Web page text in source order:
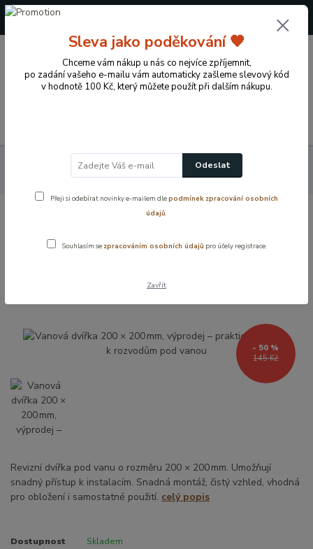
+420 724 722 973
0 Kč
Výprodej skvělé ceny
Vanová dvířka 200 × 200 mm, výprodej –
praktický přístup k rozvodům pod vanou
– praktický přístup k rozvodům pod
145 Kč
- 50 %
Revizní dvířka pod vanu o rozměru 200 × 200 mm. Umožňují
snadný přístup k instalacím. Snadná montáž, čistý vzhled, vhodná
pro obložení i samostatné použití. celý popis
Dostupnost Skladem
Sleva jako poděkování 🧡
Chceme vám nákup u nás co nejvíce zpříjemnit,
po zadání vašeho e-mailu vám automaticky zašleme slevový kód
v hodnotě 100 Kč, který můžete použít při dalším nákupu.
Odeslat
Přeji si odebírat novinky e-mailem dlepodmínek zpracování osobních
údajů.
Souhlasím se zpracováním osobních údajů pro účely registrace.
Zavřít